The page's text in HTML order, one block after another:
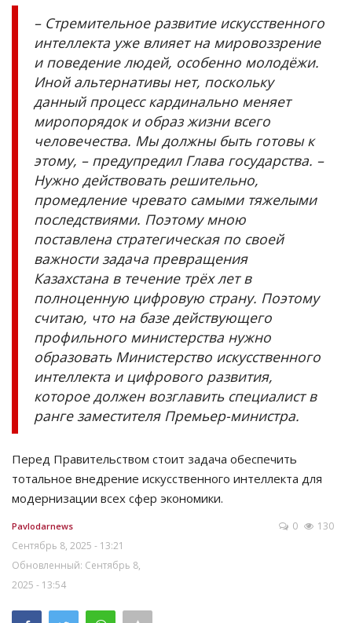
– Стремительное развитие искусственного
интеллекта уже влияет на мировоззрение
и поведение людей, особенно молодёжи.
Иной альтернативы нет, поскольку
данный процесс кардинально меняет
миропорядок и образ жизни всего
человечества. Мы должны быть готовы к
этому, – предупредил Глава государства. –
Нужно действовать решительно,
промедление чревато самыми тяжелыми
последствиями. Поэтому мною
поставлена стратегическая по своей
важности задача превращения
Казахстана в течение трёх лет в
полноценную цифровую страну. Поэтому
считаю, что на базе действующего
профильного министерства нужно
образовать Министерство искусственного
интеллекта и цифрового развития,
которое должен возглавить специалист в
ранге заместителя Премьер-министра.
Перед Правительством стоит задача обеспечить
тотальное внедрение искусственного интеллекта для
модернизации всех сфер экономики.
Pavlodarnews
Сентябрь 8, 2025 - 13:21
Обновленный: Сентябрь 8,
2025 - 13:54
0 130